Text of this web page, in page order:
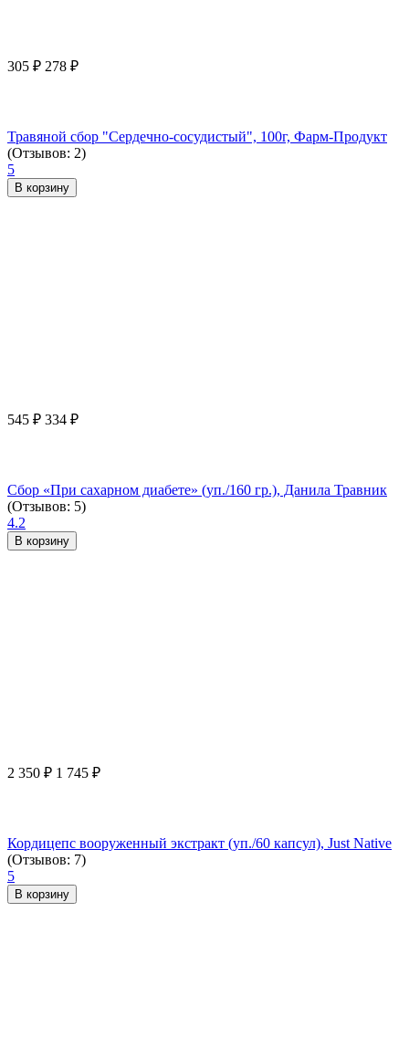
305 ₽ 278 ₽
Травяной сбор "Сердечно-сосудистый", 100г, Фарм-Продукт
(Отзывов: 2)
5
В корзину
545 ₽ 334 ₽
Сбор «При сахарном диабете» (уп./160 гр.), Данила Травник
(Отзывов: 5)
4.2
В корзину
2 350 ₽ 1 745 ₽
Кордицепс вооруженный экстракт (уп./60 капсул), Just Native
(Отзывов: 7)
5
В корзину